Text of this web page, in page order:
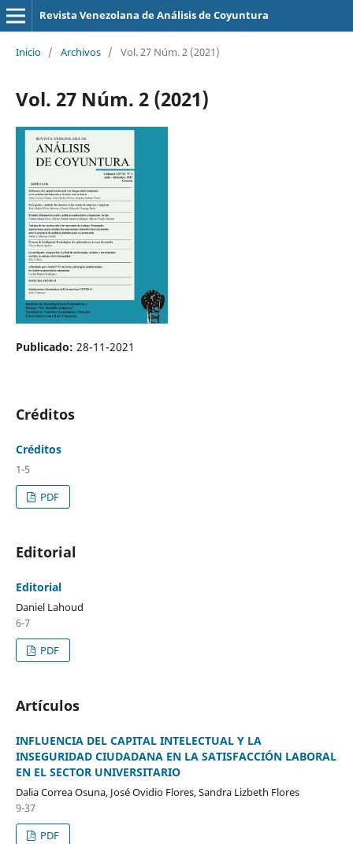
Revista Venezolana de Análisis de Coyuntura
Inicio / Archivos / Vol. 27 Núm. 2 (2021)
Vol. 27 Núm. 2 (2021)
Publicado: 28-11-2021
Créditos
Créditos
1-5
PDF
Editorial
Editorial
Daniel Lahoud
6-7
PDF
Artículos
INFLUENCIA DEL CAPITAL INTELECTUAL Y LA
INSEGURIDAD CIUDADANA EN LA SATISFACCIÓN LABORAL
EN EL SECTOR UNIVERSITARIO
Dalia Correa Osuna, José Ovidio Flores, Sandra Lizbeth Flores
9-37
PDF